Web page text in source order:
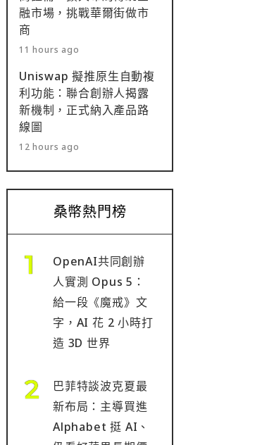
融市場，挑戰華爾街做市
商
11 hours ago
Uniswap 擬推原生自動複
利功能：聯合創辦人揭露
新機制，正式納入產品路
線圖
12 hours ago
桑幣熱門榜
OpenAI共同創辦
人實測 Opus 5：
給一段《魔戒》文
字，AI 花 2 小時打
造 3D 世界
巴菲特談波克夏最
新布局：主導買進
Alphabet 挺 AI、